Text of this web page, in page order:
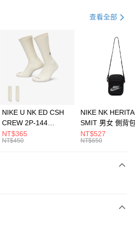
21家銀行
第一商業銀行
彰化商業銀行
，再付款。
】
享後付」後，將跳轉至「AFTEE先享後付」
含以上)免運費
含以上)免運費
查看全部
NIKE U NK ED CSH
CREW 2P-144
EMBRDY 男女 短統襪
FZ3073133
NT$365
NT$450
NIKE NK
SMIT 男女 側背
BA5871010
NT$527
NT$650